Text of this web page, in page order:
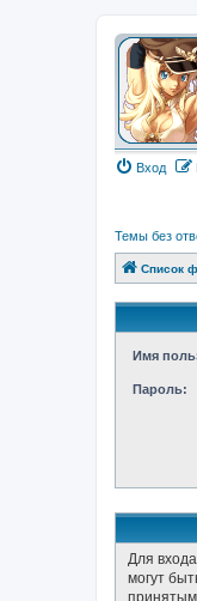
Вход
Темы без
Список
Имя
Пароль:
Для
могут